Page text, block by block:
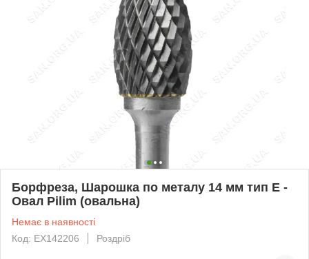
Борфреза, Шарошка по металу 14 мм тип Е -
Овал Pilim (овальна)
Немає в наявності
Код: EX142206
Роздріб